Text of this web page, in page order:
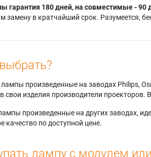
гарантия 180 дней, на совместимые - 90
в кратчайший срок. Разумеется,
произведенные на заводах Philips,
изделия производители проекторов.
произведенные на других заводах,
по доступной цене.
лампу с модулем